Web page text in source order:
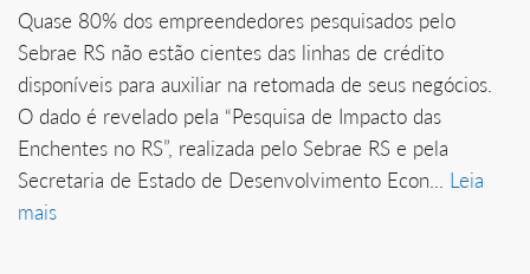
Quase 80% dos empreendedores pesquisados pelo
Sebrae RS não estão cientes das linhas de crédito
disponíveis para auxiliar na retomada de seus negócios.
O dado é revelado pela “Pesquisa de Impacto das
Enchentes no RS”, realizada pelo Sebrae RS e pela
Secretaria de Estado de Desenvolvimento Econ... Leia
mais